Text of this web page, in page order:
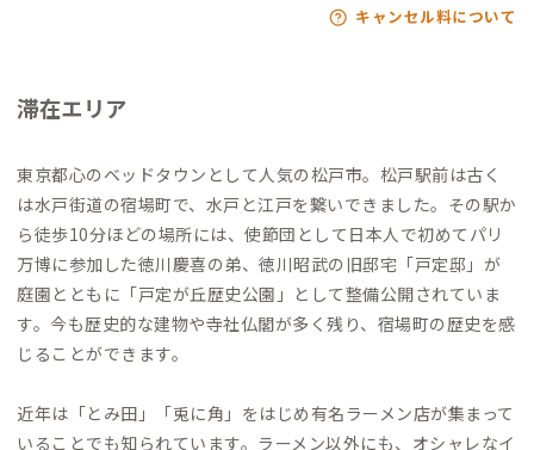
キャンセル料について
滞在エリア
東京都心のベッドタウンとして人気の松戸市。松戸駅前は古く
は水戸街道の宿場町で、水戸と江戸を繋いできました。その駅か
ら徒歩10分ほどの場所には、使節団として日本人で初めてパリ
万博に参加した徳川慶喜の弟、徳川昭武の旧邸宅「戸定邸」が
庭園とともに「戸定が丘歴史公園」として整備公開されていま
す。今も歴史的な建物や寺社仏閣が多く残り、宿場町の歴史を感
じることができます。
近年は「とみ田」「兎に角」をはじめ有名ラーメン店が集まって
いることでも知られています。ラーメン以外にも、オシャレなイ